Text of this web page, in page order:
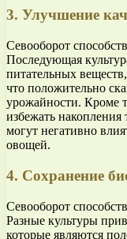
3. Улучшение
Севооборот
Последующая
питательных
что положительно
урожайности. Кроме
избежать
могут негативно
овощей.
4. Сохранение
Севооборот
Разные культуры
которые являются